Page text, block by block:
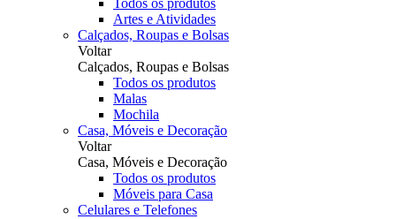
Todos os produtos
Artes e Atividades
Calçados, Roupas e Bolsas
Voltar
Calçados, Roupas e Bolsas
Todos os produtos
Malas
Mochila
Casa, Móveis e Decoração
Voltar
Casa, Móveis e Decoração
Todos os produtos
Móveis para Casa
Celulares e Telefones